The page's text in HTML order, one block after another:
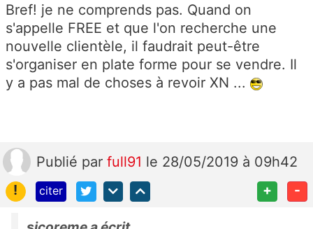
Bref! je ne comprends pas. Quand on
s'appelle FREE et que l'on recherche une
nouvelle clientèle, il faudrait peut-être
s'organiser en plate forme pour se vendre. Il
y a pas mal de choses à revoir XN ...
Publié par full91 le 28/05/2019 à 09h42
!
citer + -